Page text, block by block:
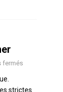
fermés
strictes